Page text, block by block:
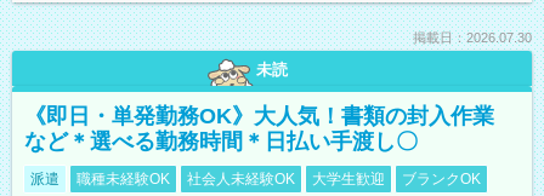
掲載日：2026.07.30
未読
《即日・単発勤務OK》大人気！書類の封入作業
など＊選べる勤務時間＊日払い手渡し〇
派遣 職種未経験OK 社会人未経験OK 大学生歓迎 ブランクOK